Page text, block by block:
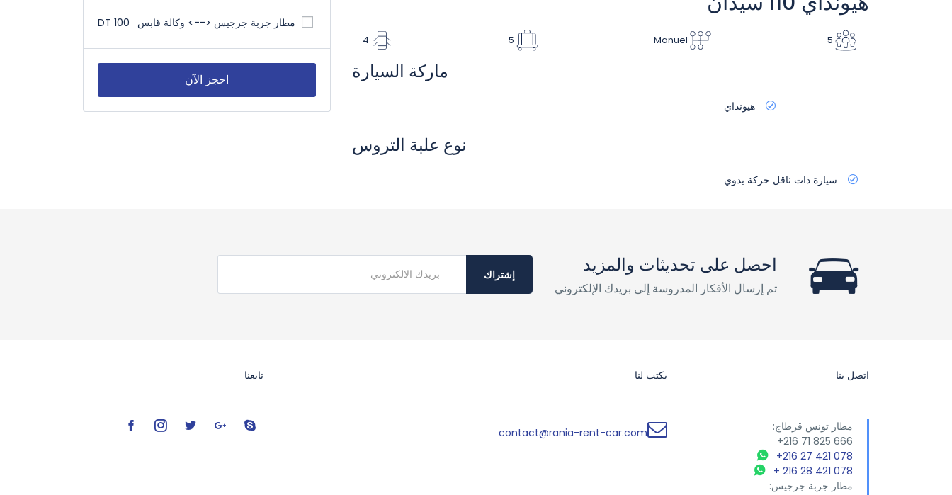
5
Manuel
5
4
ماركة السيارة
هيونداي
نوع علبة التروس
سيارة ذات ناقل حركة يدوي
مطار جربة جرجيس <--> وكالة قابس 100 DT
احجز الآن
احصل على تحديثات والمزيد
تم إرسال الأفكار المدروسة إلى بريدك الإلكتروني
إشتراك
اتصل بنا
مطار تونس قرطاج:
666 825 71 216+
+216 27 421 078
+ 216 28 421 078
مطار جربة جرجيس:
يكتب لنا
contact@rania-rent-car.com
تابعنا